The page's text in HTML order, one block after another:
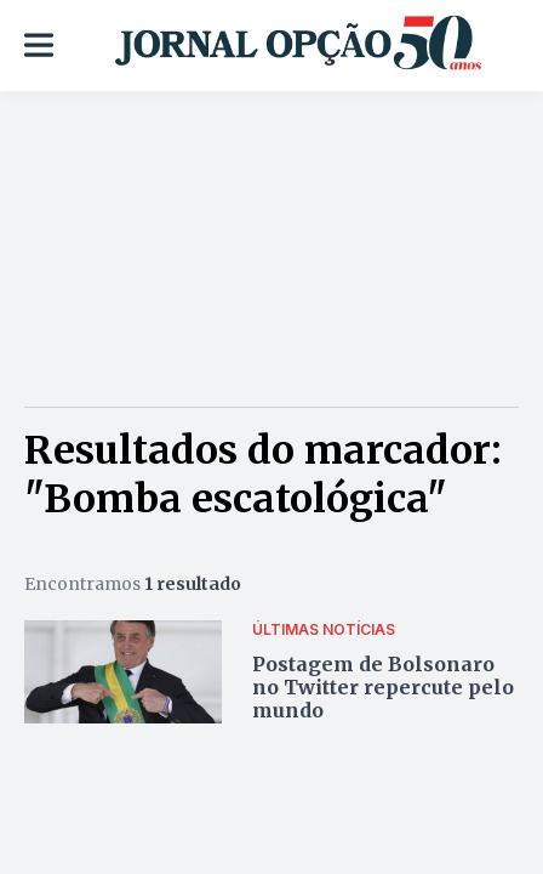
Resultados do marcador:
"Bomba escatológica"
Encontramos 1 resultado
ÚLTIMAS NOTÍCIAS
Postagem de Bolsonaro
no Twitter repercute pelo
mundo